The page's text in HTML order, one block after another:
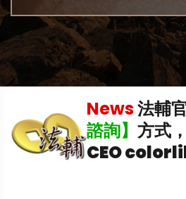
News法輔
諮詢】 方式
CEO